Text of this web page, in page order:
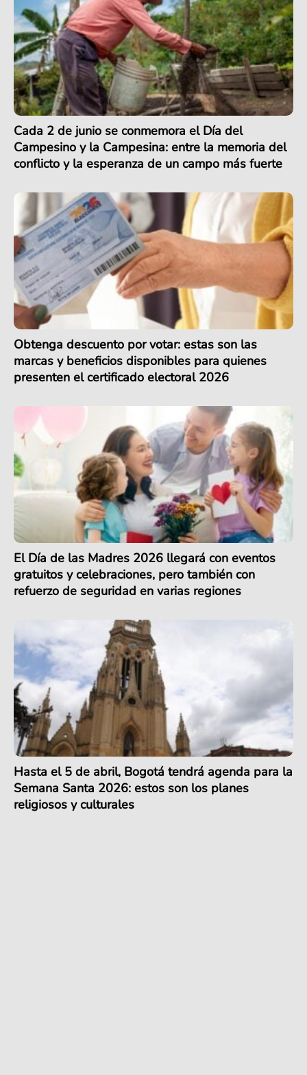
Cada 2 de junio se conmemora el Día del
Campesino y la Campesina: entre la memoria del
conflicto y la esperanza de un campo más fuerte
Obtenga descuento por votar: estas son las
marcas y beneficios disponibles para quienes
presenten el certificado electoral 2026
El Día de las Madres 2026 llegará con eventos
gratuitos y celebraciones, pero también con
refuerzo de seguridad en varias regiones
Hasta el 5 de abril, Bogotá tendrá agenda para la
Semana Santa 2026: estos son los planes
religiosos y culturales